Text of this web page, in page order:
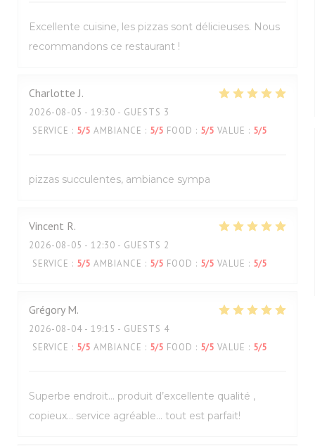
Excellente cuisine, les pizzas sont délicieuses. Nous
recommandons ce restaurant !
Charlotte J
2026-08-05 - 19:30 - GUESTS 3
SERVICE : 5/5 AMBIANCE : 5/5 FOOD : 5/5 VALUE : 5/5
pizzas succulentes, ambiance sympa
Vincent R
2026-08-05 - 12:30 - GUESTS 2
SERVICE : 5/5 AMBIANCE : 5/5 FOOD : 5/5 VALUE : 5/5
Grégory M
2026-08-04 - 19:15 - GUESTS 4
SERVICE : 5/5 AMBIANCE : 5/5 FOOD : 5/5 VALUE : 5/5
Superbe endroit… produit d’excellente qualité ,
copieux… service agréable… tout est parfait!